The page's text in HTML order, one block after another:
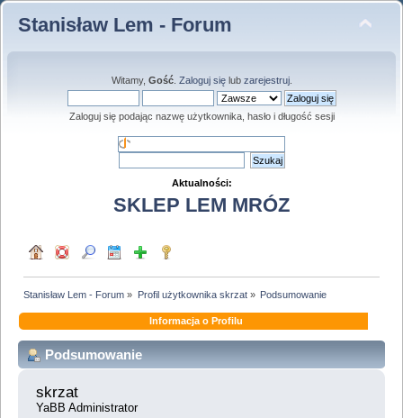
Stanisław Lem - Forum
Witamy, Gość. Zaloguj sięlub zarejestruj.
Zaloguj się podając nazwę użytkownika, hasło i długość sesji
Aktualności:
SKLEP LEM MRÓZ
Stanisław Lem - Forum » Profil użytkownika skrzat» Podsumowanie
Informacja o Profilu
Podsumowanie
skrzat
YaBB Administrator